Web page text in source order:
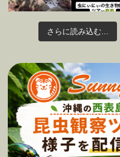
さらに読み込む...